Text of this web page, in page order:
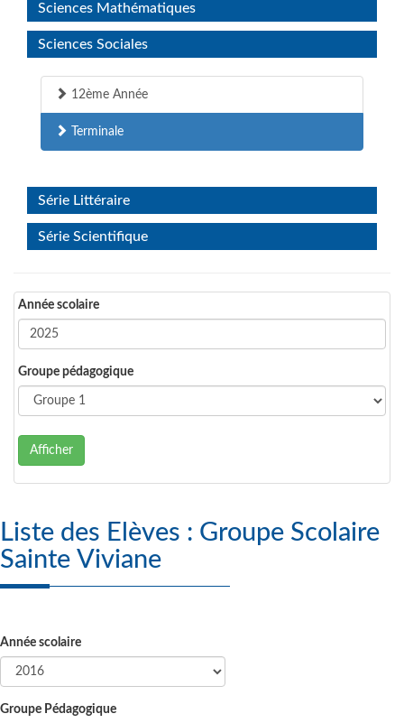
Sciences Mathématiques
Sciences Sociales
12ème Année
Terminale
Série Littéraire
Série Scientifique
Année scolaire
Groupe pédagogique
Afficher
Liste des Elèves : Groupe Scolaire
Sainte Viviane
Année scolaire
Groupe Pédagogique